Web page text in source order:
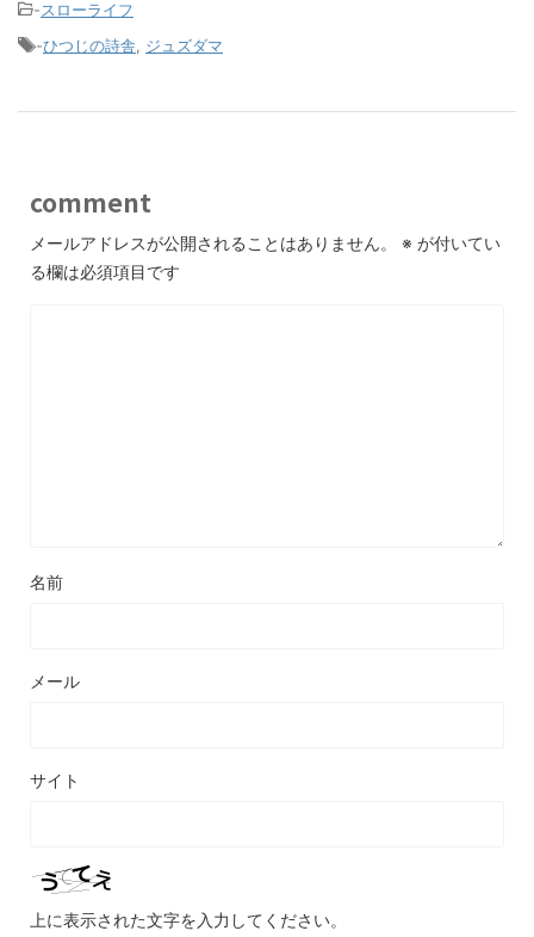
-スローライフ
-ひつじの詩舎 ジュズダマ
comment
メールアドレスが公開されることはありません。 ※ が付いてい
る欄は必須項目です
名前
メール
サイト
上に表示された文字を入力してください。